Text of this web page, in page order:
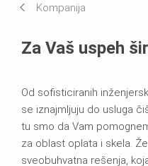
Kompanija
Za Vaš uspeh
Od sofisticiranih
se iznajmljuju do usluga
tu smo da Vam
za oblast oplata i skela.
sveobuhvatna rešenja,